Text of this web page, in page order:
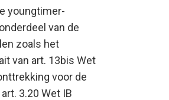
youngtimer-
van de
zoals het
van art. 13bis Wet
voor de
3.20 Wet IB